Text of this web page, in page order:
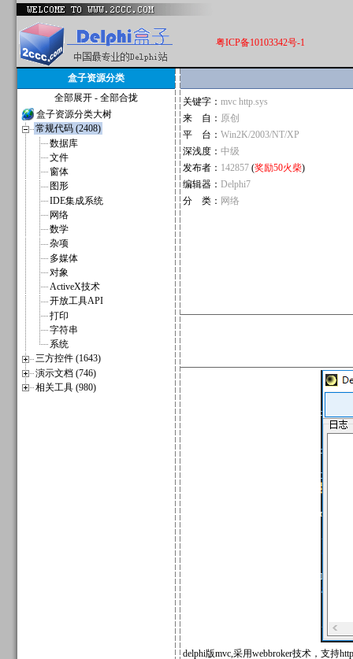
粤ICP备10103342号-1
盒子资源分类
全部展开 - 全部合拢
盒子资源分类大树
常规代码 (2408)
数据库
文件
窗体
图形
IDE集成系统
网络
数学
杂项
多媒体
对象
ActiveX技术
开放工具API
打印
字符串
系统
三方控件 (1643)
演示文档 (746)
相关工具 (980)
关键字： mvc http.sys
来 自： 原创
平 台： Win2K/2003/NT/XP
深浅度： 中级
发布者： 142857 (奖励50火柴)
编辑器： Delphi7
分 类： 网络
delphi版mvc,采用webbroker技术，支持